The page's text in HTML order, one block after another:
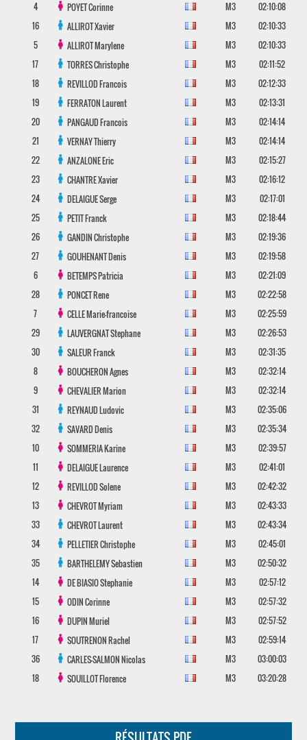
4
POYETCorinne M3
02:10:08
16
ALLIROTXavier M3
02:10:33
5
ALLIROTMarylene M3
02:10:33
17
TORRESChristophe M3
02:11:52
18
REVILLODFrancois M3
02:12:33
19
FERRATONLaurent M3
02:13:31
20
PANGAUDFrancois M3
02:14:14
21
VERNAYThierry M3
02:14:14
22
ANZALONEEric M3
02:15:27
23
CHANTREXavier M3
02:16:12
24
DELAIGUESerge M3
02:17:01
25
PETITFranck M3
02:18:44
26
GANDINChristophe M3
02:19:36
27
GOUHENANTDenis M3
02:19:58
6
BETEMPSPatricia M3
02:21:09
28
PONCETRene M3
02:22:58
7
CELLEMarie-francoise M3
02:25:59
29
LAUVERGNATStephane M3
02:26:53
30
SALEURFranck M3
02:31:35
8
BOUCHERONAgnes M3
02:32:14
9
CHEVALIERMarion M3
02:32:14
31
REYNAUDLudovic M3
02:35:06
32
SAVARDDenis M3
02:35:34
10
SOMMERIAKarine M3
02:39:57
11
DELAIGUELaurence M3
02:41:01
12
REVILLODSolene M3
02:42:32
13
CHEVROTMyriam M3
02:43:33
33
CHEVROTLaurent M3
02:43:34
34
PELLETIERChristophe M3
02:45:01
35
BARTHELEMYSebastien M3
02:50:32
14
DE BIASIOStephanie M3
02:57:12
15
ODINCorinne M3
02:57:32
16
DUPINMuriel M3
02:57:52
17
SOUTRENONRachel M3
02:59:14
36
CARLES-SALMONNicolas M3
03:00:03
18
SOUILLOTFlorence M3 03:20:28